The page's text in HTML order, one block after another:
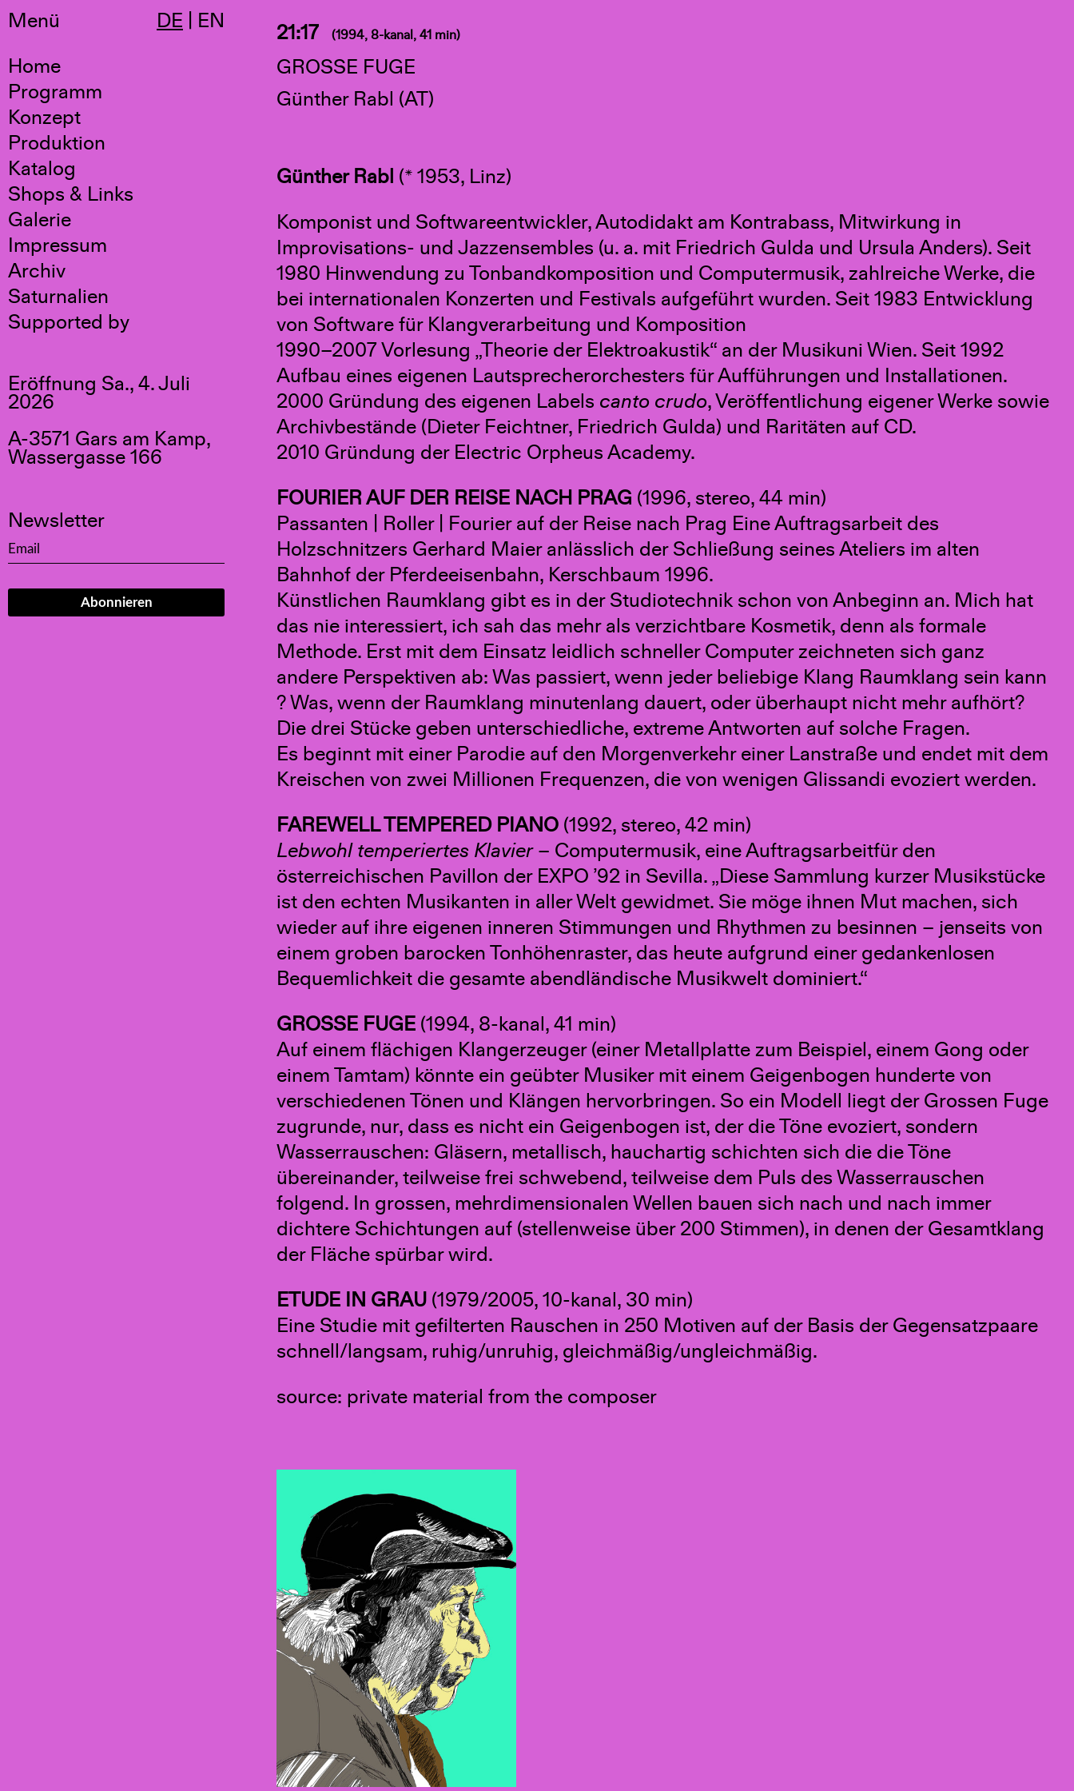
Menü DE
EN
Home
Programm
Konzept
Produktion
Katalog
Shops & Links
Galerie
Impressum
Archiv
Saturnalien
Supported by
Eröffnung Sa., 4. Juli
2026
A-3571 Gars am Kamp,
Wassergasse 166
Newsletter
21:17 (1994, 8-kanal, 41 min)
GROSSE FUGE
Günther Rabl (AT)
Günther Rabl (* 1953, Linz)
Komponist und Softwareentwickler, Autodidakt am Kontrabass, Mitwirkung in
Improvisations- und Jazzensembles (u. a. mit Friedrich Gulda und Ursula Anders). Seit
1980 Hinwendung zu Tonbandkomposition und Computermusik, zahlreiche Werke, die
bei internationalen Konzerten und Festivals aufgeführt wurden. Seit 1983 Entwicklung
von Software für Klangverarbeitung und Komposition
1990–2007 Vorlesung „Theorie der Elektroakustik“ an der Musikuni Wien. Seit 1992
Aufbau eines eigenen Lautsprecherorchesters für Aufführungen und Installationen.
2000 Gründung des eigenen Labels canto crudo, Veröffentlichung eigener Werke sowie
Archivbestände (Dieter Feichtner, Friedrich Gulda) und Raritäten auf CD.
2010 Gründung der Electric Orpheus Academy.
FOURIER AUF DER REISE NACH PRAG (1996, stereo, 44 min)
Passanten | Roller | Fourier auf der Reise nach Prag Eine Auftragsarbeit des
Holzschnitzers Gerhard Maier anlässlich der Schließung seines Ateliers im alten
Bahnhof der Pferdeeisenbahn, Kerschbaum 1996.
Künstlichen Raumklang gibt es in der Studiotechnik schon von Anbeginn an. Mich hat
das nie interessiert, ich sah das mehr als verzichtbare Kosmetik, denn als formale
Methode. Erst mit dem Einsatz leidlich schneller Computer zeichneten sich ganz
andere Perspektiven ab: Was passiert, wenn jeder beliebige Klang Raumklang sein kann
? Was, wenn der Raumklang minutenlang dauert, oder überhaupt nicht mehr aufhört?
Die drei Stücke geben unterschiedliche, extreme Antworten auf solche Fragen.
Es beginnt mit einer Parodie auf den Morgenverkehr einer Lanstraße und endet mit dem
Kreischen von zwei Millionen Frequenzen, die von wenigen Glissandi evoziert werden.
FAREWELL TEMPERED PIANO (1992, stereo, 42 min)
Lebwohl temperiertes Klavier– Computermusik, eine Auftragsarbeitfür den
österreichischen Pavillon der EXPO ’92 in Sevilla. „Diese Sammlung kurzer Musikstücke
ist den echten Musikanten in aller Welt gewidmet. Sie möge ihnen Mut machen, sich
wieder auf ihre eigenen inneren Stimmungen und Rhythmen zu besinnen – jenseits von
einem groben barocken Tonhöhenraster, das heute aufgrund einer gedankenlosen
Bequemlichkeit die gesamte abendländische Musikwelt dominiert.“
GROSSE FUGE (1994, 8-kanal, 41 min)
Auf einem flächigen Klangerzeuger (einer Metallplatte zum Beispiel, einem Gong oder
einem Tamtam) könnte ein geübter Musiker mit einem Geigenbogen hunderte von
verschiedenen Tönen und Klängen hervorbringen. So ein Modell liegt der Grossen Fuge
zugrunde, nur, dass es nicht ein Geigenbogen ist, der die Töne evoziert, sondern
Wasserrauschen: Gläsern, metallisch, hauchartig schichten sich die die Töne
übereinander, teilweise frei schwebend, teilweise dem Puls des Wasserrauschen
folgend. In grossen, mehrdimensionalen Wellen bauen sich nach und nach immer
dichtere Schichtungen auf (stellenweise über 200 Stimmen), in denen der Gesamtklang
der Fläche spürbar wird.
ETUDE IN GRAU (1979/2005, 10-kanal, 30 min)
Eine Studie mit gefilterten Rauschen in 250 Motiven auf der Basis der Gegensatzpaare
schnell/langsam, ruhig/unruhig, gleichmäßig/ungleichmäßig.
source: private material from the composer